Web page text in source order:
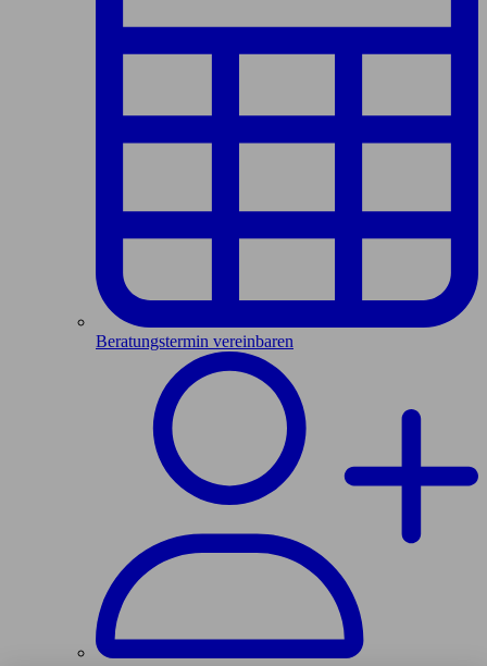
Beratungstermin vereinbaren